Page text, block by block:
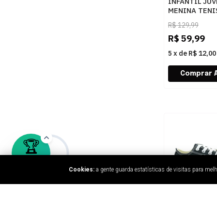
MENINA
DST08DY
R$129,99
R$ 59,99
5 x de R$ 12,00
Cookies: a gente guarda estatísticas de visitas para